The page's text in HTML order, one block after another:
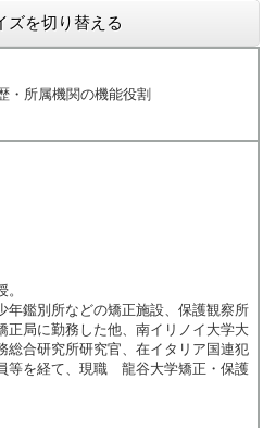
ズを切り替える
・所属機関の機能役割
年鑑別所などの矯正施設、保護観察所
正局に勤務した他、南イリノイ大学大
総合研究所研究官、在イタリア国連犯
等を経て、現職 龍谷大学矯正・保護